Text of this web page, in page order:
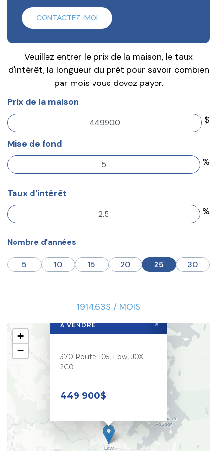
CONTACTEZ-MOI
Veuillez entrer le prix de la maison, le taux
d'intérêt, la longueur du prêt pour savoir combien
par mois vous devez payer.
Prix de la maison
$
Mise de fond
%
Taux d'intérêt
%
Nombre d'années
5 10 15 20 25 30
1914.63$ / MOIS
À VENDRE
370 Route 105, Low, J0X
2C0
449 900$
×
+
−